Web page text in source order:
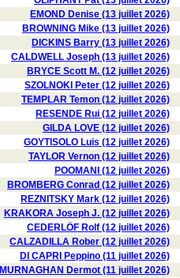
EMOND Denise (13 juillet 2026)
BROWNING Mike (13 juillet 2026)
DICKINS Barry (13 juillet 2026)
CALDWELL Joseph (13 juillet 2026)
BRYCE Scott M. (12 juillet 2026)
SZOLNOKI Peter (12 juillet 2026)
TEMPLAR Temon (12 juillet 2026)
RESENDE Rui (12 juillet 2026)
GILDA LOVE (12 juillet 2026)
GOYTISOLO Luis (12 juillet 2026)
TAYLOR Vernon (12 juillet 2026)
POOMANI (12 juillet 2026)
BROMBERG Conrad (12 juillet 2026)
REZNITSKY Mark (12 juillet 2026)
KRAKORA Joseph J. (12 juillet 2026)
CEDERLÖF Rolf (12 juillet 2026)
CALZADILLA Rober (12 juillet 2026)
DI CAPRI Peppino (11 juillet 2026)
MURNAGHAN Dermot (11 juillet 2026)